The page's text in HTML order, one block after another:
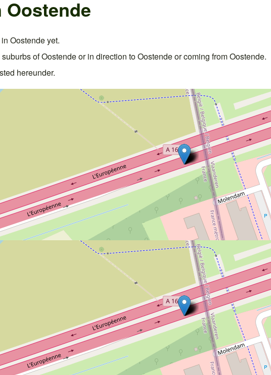
Oostende yet.
of Oostende or in direction to Oostende or coming from Oostende.
hereunder.